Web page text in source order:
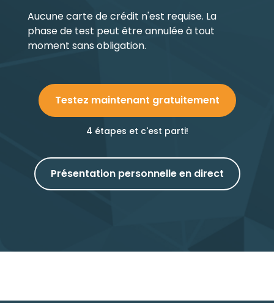
Aucune carte de crédit n'est requise. La
phase de test peut être annulée à tout
moment sans obligation.
Testez maintenant gratuitement
4 étapes et c'est parti!
Présentation personnelle en direct